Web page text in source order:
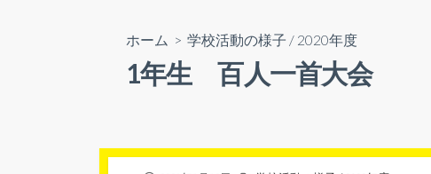
ホーム > 学校活動の様子 / 2020年度
1年生 百人一首大会